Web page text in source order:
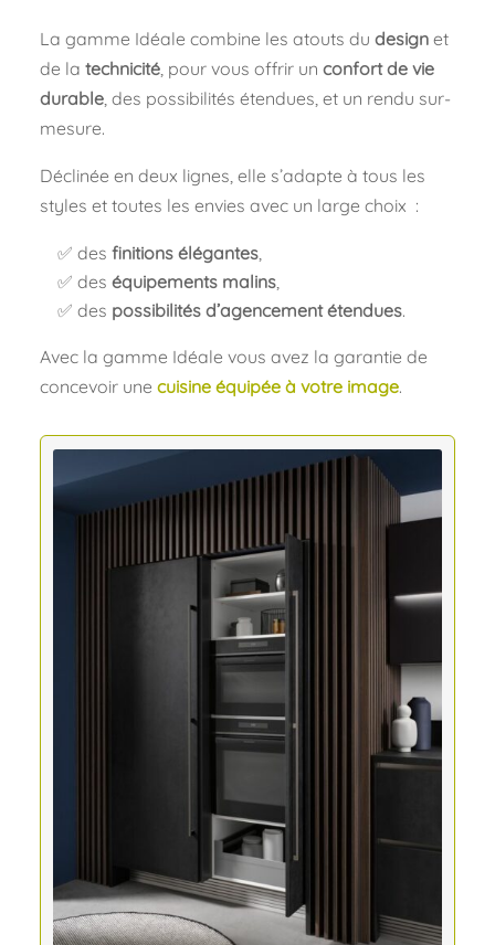
La gamme Idéale combine les atouts du designet
de la technicité, pour vous offrir un confort de vie
durable, des possibilités étendues, et un rendu sur-
mesure.
Déclinée en deux lignes, elle s’adapte à tous les
styles et toutes les envies avec un large choix :
✅ des finitions élégantes,
✅ des équipements malins,
✅ des possibilités d’agencement étendues.
Avec la gamme Idéale vous avez la garantie de
concevoir une cuisine équipée à votre image.